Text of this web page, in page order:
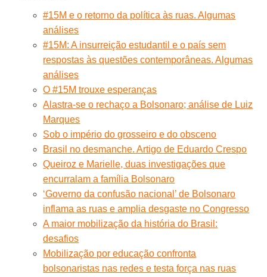
#15M e o retorno da política às ruas. Algumas
análises
#15M: A insurreição estudantil e o país sem
respostas às questões contemporâneas. Algumas
análises
O #15M trouxe esperanças
Alastra-se o rechaço a Bolsonaro; análise de Luiz
Marques
Sob o império do grosseiro e do obsceno
Brasil no desmanche. Artigo de Eduardo Crespo
Queiroz e Marielle, duas investigações que
encurralam a família Bolsonaro
‘Governo da confusão nacional’ de Bolsonaro
inflama as ruas e amplia desgaste no Congresso
A maior mobilização da história do Brasil:
desafios
Mobilização por educação confronta
bolsonaristas nas redes e testa força nas ruas